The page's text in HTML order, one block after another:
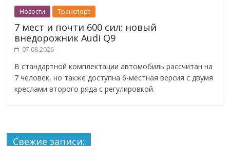
Новости Транспорт
7 мест и почти 600 сил: новый
внедорожник Audi Q9
07.08.2026
В стандартной комплектации автомобиль рассчитан на
7 человек, но также доступна 6-местная версия с двумя
креслами второго ряда с регулировкой.
Свежие записи: